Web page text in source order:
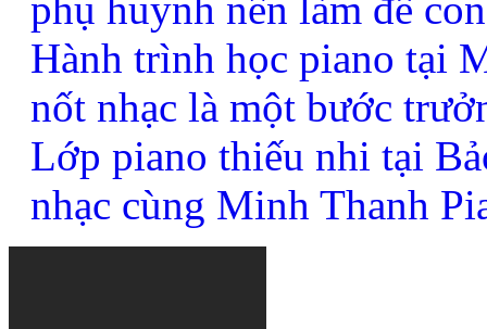
Hành trình học piano tại
nốt nhạc là một bước
Lớp piano thiếu nhi tại
nhạc cùng Minh Thanh